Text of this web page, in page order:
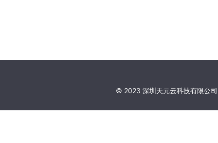
© 2023 深圳天元云科技有限公